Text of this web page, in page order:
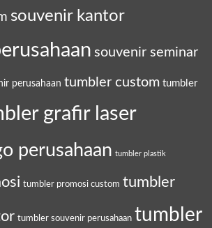
souvenir kantor
souvenir seminar
perusahaan tumbler custom tumbler
grafir laser
perusahaan tumbler plastik
tumbler promosi custom tumbler
tumbler souvenir perusahaan tumbler